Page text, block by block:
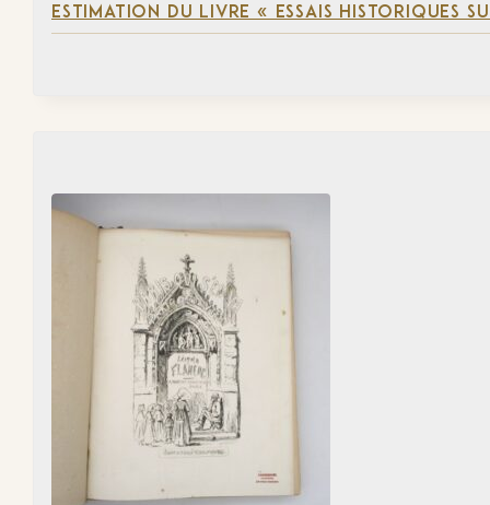
ESTIMATION DU LIVRE « ESSAIS HISTORIQUES